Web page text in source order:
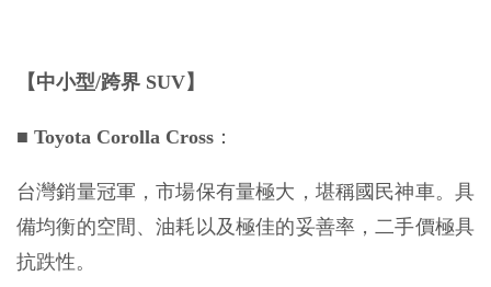
【中小型/跨界 SUV】
■ Toyota Corolla Cross ：
台灣銷量冠軍，市場保有量極大，堪稱國民神車。具
備均衡的空間、油耗以及極佳的妥善率，二手價極具
抗跌性。